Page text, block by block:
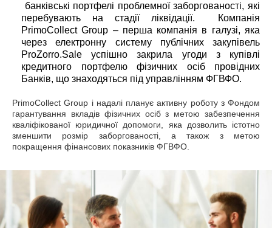
банківські портфелі проблемної заборгованості, які
перебувають на стадії ліквідації. Компанія
PrimoCollect Group – перша компанія в галузі, яка
через електронну систему публічних закупівель
ProZorro.Sale успішно закрила угоди з купівлі
кредитного портфелю фізичних
осіб провідних
Банків, що знаходяться під управлінням ФГВФО.
PrimoCollect Group і надалі планує активну роботу з Фондом
гарантування вкладів фізичних осіб з метою забезпечення
кваліфікованої юридичної допомоги, яка дозволить істотно
зменшити розмір заборгованості, а також з метою
покращення фінансових показників ФГВФО.